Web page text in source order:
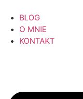
BLOG
O MNIE
KONTAKT